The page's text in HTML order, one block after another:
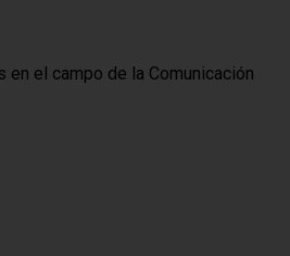
el campo de la Comunicación